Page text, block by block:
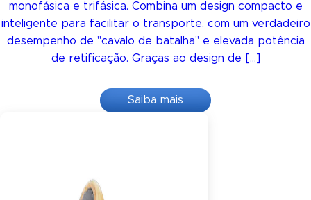
monofásica e trifásica. Combina um design compacto e
inteligente para facilitar o transporte, com um verdadeiro
desempenho de "cavalo de batalha" e elevada potência
de retificação. Graças ao design de […]
Saiba mais